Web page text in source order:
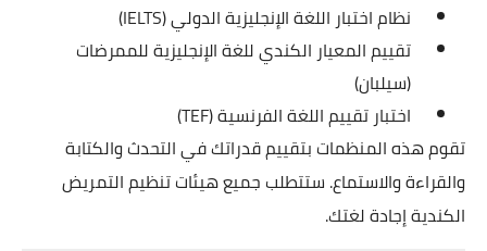
نظام اختبار اللغة الإنجليزية الدولي (IELTS)
تقييم المعيار الكندي للغة الإنجليزية للممرضات
(سيلبان)
اختبار تقييم اللغة الفرنسية (TEF)
تقوم هذه المنظمات بتقييم قدراتك في التحدث والكتابة
والقراءة والاستماع. ستتطلب جميع هيئات تنظيم التمريض
الكندية إجادة لغتك.